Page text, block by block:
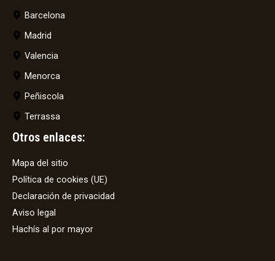
Barcelona
Madrid
Valencia
Menorca
Peñiscola
Terrassa
Otros enlaces:
Mapa del sitio
Política de cookies (UE)
Declaración de privacidad
Aviso legal
Hachís al por mayor